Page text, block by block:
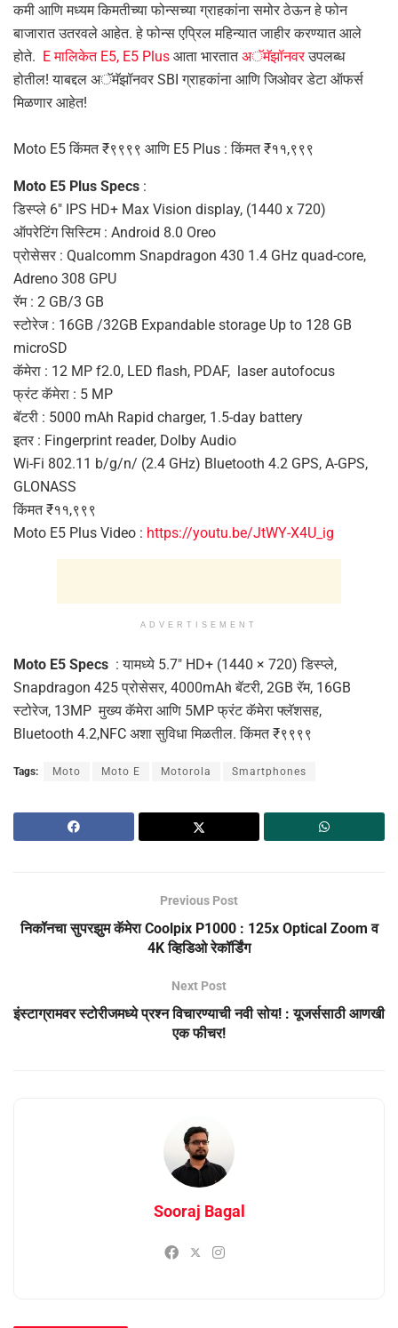
कमी आणि मध्यम किमतीच्या फोन्सच्या ग्राहकांना समोर ठेऊन हे फोन
बाजारात उतरवले आहेत. हे फोन्स एप्रिल महिन्यात जाहीर करण्यात आले
होते. E मालिकेत E5, E5 Plus आता भारतातअॅमॅझॉनवरउपलब्ध
होतील! याबद्दल अॅमॅझॉनवर SBI ग्राहकांना आणि जिओवर डेटा ऑफर्स
मिळणार आहेत!
Moto E5 किंमत ₹९९९९ आणि E5 Plus : किंमत ₹११,९९९
Moto E5 Plus Specs :
डिस्प्ले 6″ IPS HD+ Max Vision display, (1440 x 720)
ऑपरेटिंग सिस्टिम : Android 8.0 Oreo
प्रोसेसर : Qualcomm Snapdragon 430 1.4 GHz quad-core,
Adreno 308 GPU
रॅम : 2 GB/3 GB
स्टोरेज : 16GB /32GB Expandable storage Up to 128 GB
microSD
कॅमेरा : 12 MP f2.0, LED flash, PDAF, laser autofocus
फ्रंट कॅमेरा : 5 MP
बॅटरी : 5000 mAh Rapid charger, 1.5-day battery
इतर : Fingerprint reader, Dolby Audio
Wi-Fi 802.11 b/g/n/ (2.4 GHz) Bluetooth 4.2 GPS, A-GPS,
GLONASS
किंमत ₹११,९९९
Moto E5 Plus Video : https://youtu.be/JtWY-X4U_ig
ADVERTISEMENT
Moto E5 Specs : यामध्ये 5.7″ HD+ (1440 × 720) डिस्प्ले,
Snapdragon 425 प्रोसेसर, 4000mAh बॅटरी, 2GB रॅम, 16GB
स्टोरेज, 13MP मुख्य कॅमेरा आणि 5MP फ्रंट कॅमेरा फ्लॅशसह,
Bluetooth 4.2,NFC अशा सुविधा मिळतील. किंमत ₹९९९९
Tags: Moto Moto E Motorola Smartphones
Previous Post
निकॉनचा सुपरझुम कॅमेरा Coolpix P1000 : 125x Optical Zoom व
4K व्हिडिओ रेकॉर्डिंग
Next Post
इंस्टाग्रामवर स्टोरीजमध्ये प्रश्न विचारण्याची नवी सोय! : यूजर्ससाठी आणखी
एक फीचर!
Sooraj Bagal